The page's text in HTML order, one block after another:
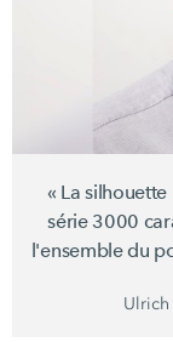
« La
série 3000
l'ensemble du